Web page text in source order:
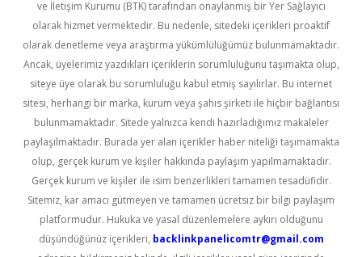
ve İletişim Kurumu (BTK) tarafından onaylanmış bir Yer Sağlayıcı
olarak hizmet vermektedir. Bu nedenle, sitedeki içerikleri proaktif
olarak denetleme veya araştırma yükümlülüğümüz bulunmamaktadır.
Ancak, üyelerimiz yazdıkları içeriklerin sorumluluğunu taşımakta olup,
siteye üye olarak bu sorumluluğu kabul etmiş sayılırlar. Bu internet
sitesi, herhangi bir marka, kurum veya şahıs şirketi ile hiçbir bağlantısı
bulunmamaktadır. Sitede yalnızca kendi hazırladığımız makaleler
paylaşılmaktadır. Burada yer alan içerikler haber niteliği taşımamakta
olup, gerçek kurum ve kişiler hakkında paylaşım yapılmamaktadır.
Gerçek kurum ve kişiler ile isim benzerlikleri tamamen tesadüfidir.
Sitemiz, kar amacı gütmeyen ve tamamen ücretsiz bir bilgi paylaşım
platformudur. Hukuka ve yasal düzenlemelere aykırı olduğunu
düşündüğünüz içerikleri, backlinkpanelicomtr@gmail.com